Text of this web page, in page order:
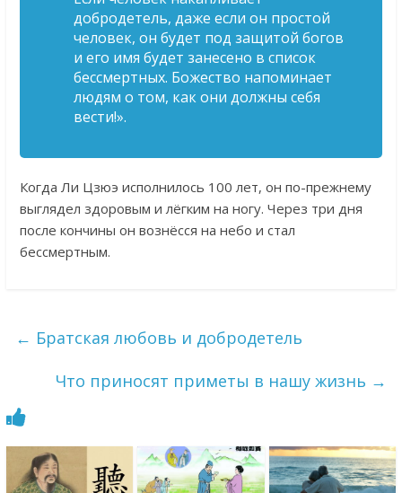
добродетель, даже если он простой
человек, он будет под защитой богов
и его имя будет занесено в список
бессмертных. Божество напоминает
людям о том, как они должны себя
вести!».
Когда Ли Цзюэ исполнилось 100 лет, он по-прежнему
выглядел здоровым и лёгким на ногу. Через три дня
после кончины он вознёсся на небо и стал
бессмертным.
← Братская любовь и добродетель
Что приносят приметы в нашу жизнь →